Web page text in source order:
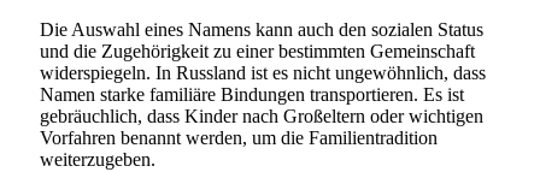
Die Auswahl eines Namens kann auch den sozialen Status
und die Zugehörigkeit zu einer bestimmten Gemeinschaft
widerspiegeln. In Russland ist es nicht ungewöhnlich, dass
Namen starke familiäre Bindungen transportieren. Es ist
gebräuchlich, dass Kinder nach Großeltern oder wichtigen
Vorfahren benannt werden, um die Familientradition
weiterzugeben.